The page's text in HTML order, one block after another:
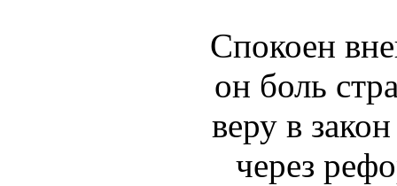
Спокоен
он боль
веру в
через